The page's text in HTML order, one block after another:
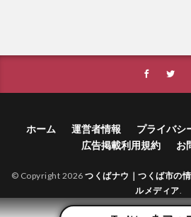
ホーム 運営者情報 プライバシ
広告掲載利用規約
お
© Copyright 2026 つくばナウ｜つくば市の
ルメディア.